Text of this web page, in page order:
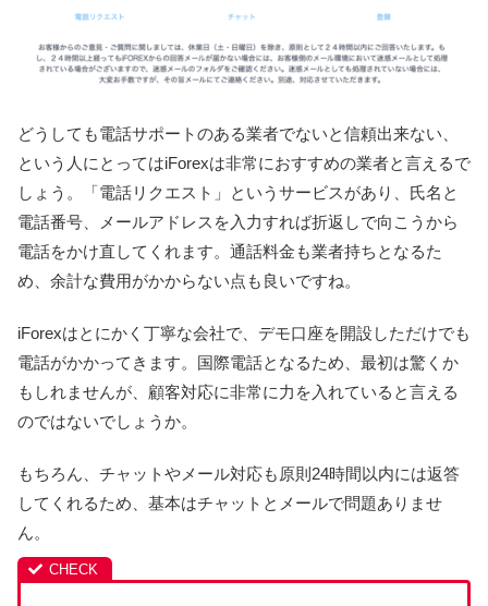
どうしても電話サポートのある業者でないと信頼出来ない、
という人にとってはiForexは非常におすすめの業者と言えるで
しょう。「電話リクエスト」というサービスがあり、氏名と
電話番号、メールアドレスを入力すれば折返しで向こうから
電話をかけ直してくれます。通話料金も業者持ちとなるた
め、余計な費用がかからない点も良いですね。
iForexはとにかく丁寧な会社で、デモ口座を開設しただけでも
電話がかかってきます。国際電話となるため、最初は驚くか
もしれませんが、顧客対応に非常に力を入れていると言える
のではないでしょうか。
もちろん、チャットやメール対応も原則24時間以内には返答
してくれるため、基本はチャットとメールで問題ありませ
ん。